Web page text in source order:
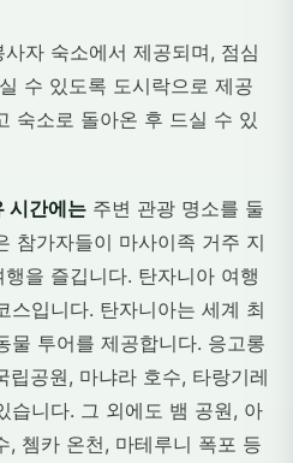
자 숙소에서 제공되며, 점심
수 있도록 도시락으로 제공
숙소로 돌아온 후 드실 수 있
시간에는 주변 관광 명소를 둘
참가자들이 마사이족 거주 지
을 즐깁니다. 탄자니아 여행
스입니다. 탄자니아는 세계 최
물 투어를 제공합니다. 응고롱
립공원, 마냐라 호수, 타랑기레
습니다. 그 외에도 뱀 공원, 아
, 쳄카 온천, 마테루니 폭포 등